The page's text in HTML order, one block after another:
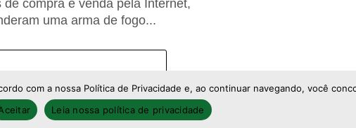
de compra e venda pela Internet,
uma arma de fogo...
direitos reservados ao portal Afolhanews
com a nossa Política de Privacidade e, ao continuar navegando, você
Leia nossa política de privacidade